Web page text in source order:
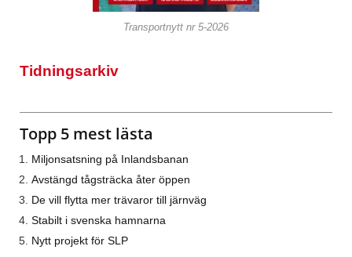
Transportnytt nr 5-2026
Tidningsarkiv
Topp 5 mest lästa
Miljonsatsning på Inlandsbanan
Avstängd tågsträcka åter öppen
De vill flytta mer trävaror till järnväg
Stabilt i svenska hamnarna
Nytt projekt för SLP